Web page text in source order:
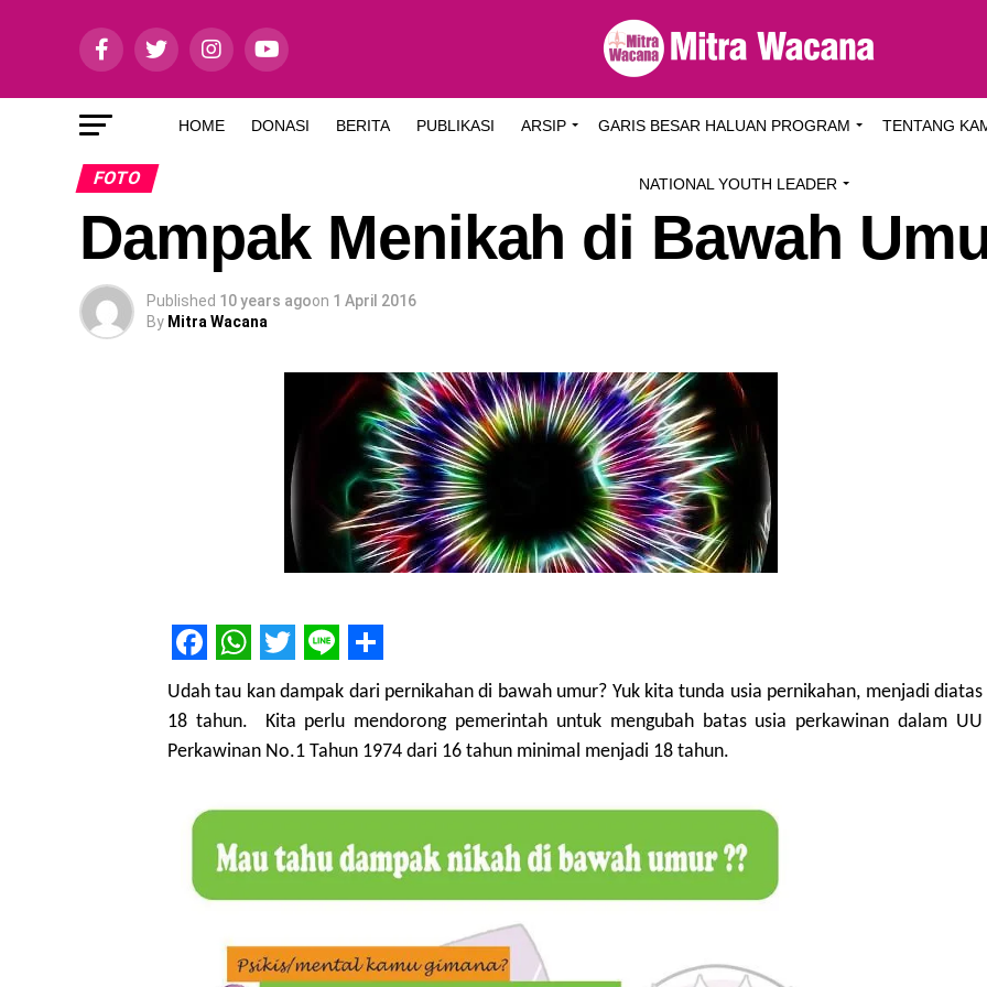
HOME DONASI BERITA PUBLIKASI ARSIP GARIS BESAR HALUAN PROGRAM TENTANG
NATIONAL YOUTH LEADER
FOTO
Dampak Menikah di Bawah
Published 10 years agoon 1 April 2016
By Mitra Wacana
Facebook
WhatsApp
Twitter
LineShare
Udah tau kan dampak dari pernikahan di bawah umur? Yuk kita tunda usia pernikahan, menjadi diatas
18 tahun. Kita perlu mendorong pemerintah untuk mengubah batas usia perkawinan dalam UU
Perkawinan No.1 Tahun 1974 dari 16 tahun minimal menjadi 18 tahun.